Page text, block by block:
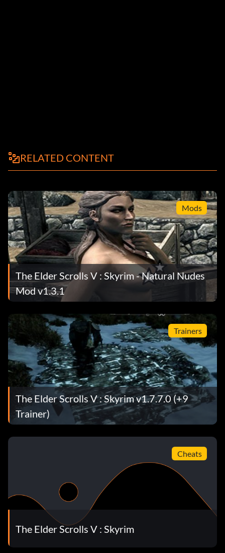
RELATED CONTENT
Mods
The Elder Scrolls V : Skyrim - Natural Nudes
Mod v1.3.1
Trainers
The Elder Scrolls V : Skyrim v1.7.7.0 (+9
Trainer)
Cheats
The Elder Scrolls V : Skyrim